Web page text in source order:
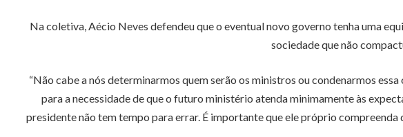
Na coletiva, Aécio Neves defendeu que o eventual novo governo tenha uma
sociedade que não
“Não cabe a nós determinarmos quem serão os ministros ou condenarmos
para a necessidade de que o futuro ministério atenda minimamente às
presidente não tem tempo para errar. É importante que ele próprio